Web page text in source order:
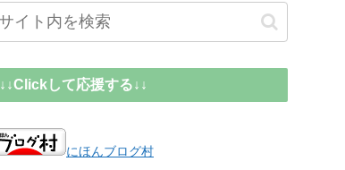
↓↓Clickして応援する↓↓
にほんブログ村